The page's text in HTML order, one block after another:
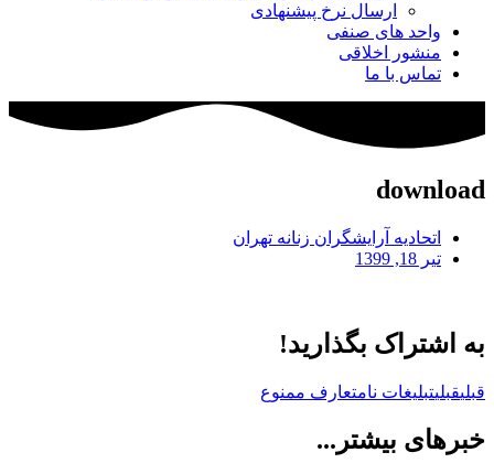
ارسال نرخ پیشنهادی
واحد های صنفی
منشور اخلاقی
تماس با ما
download
اتحادیه آرایشگران زنانه تهران
تیر 18, 1399
به اشتراک بگذارید!
قبلیقبلیتبلیغات نامتعارف ممنوع
خبرهای بیشتر...